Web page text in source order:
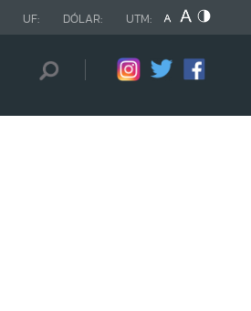
UF: DÓLAR: UTM: